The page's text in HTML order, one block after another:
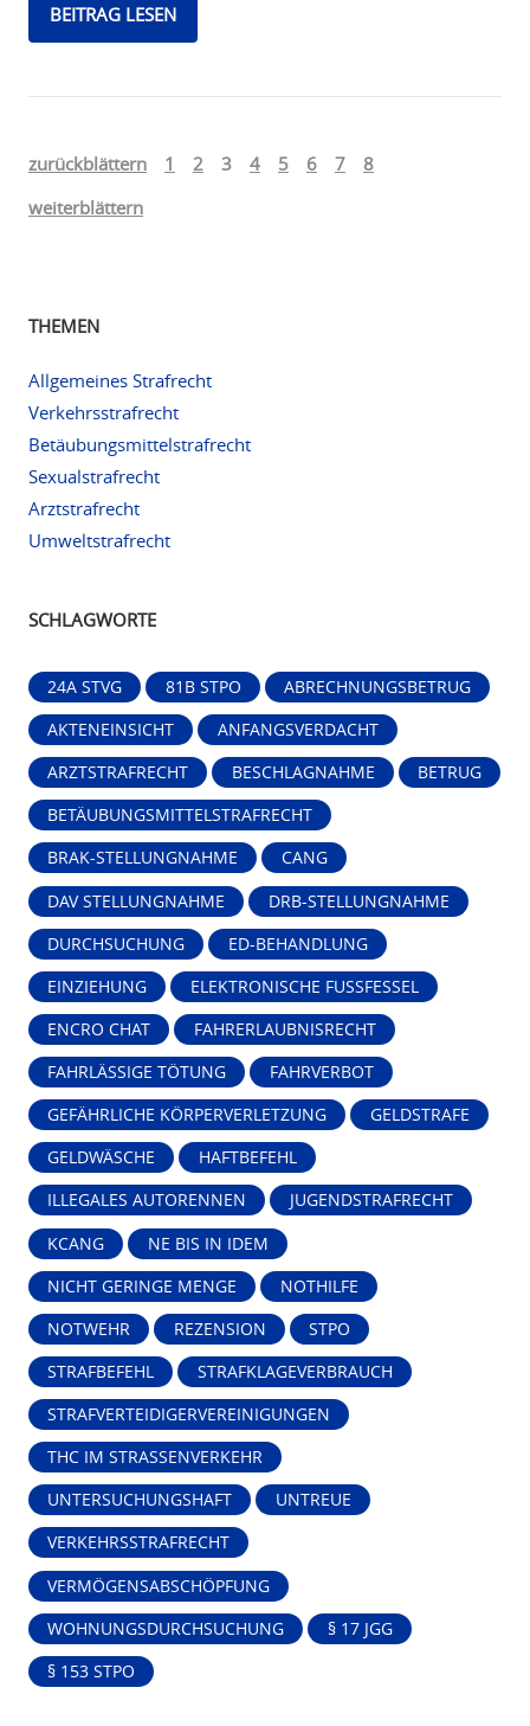
BEITRAG LESEN
zurückblättern 1 2 3 4 5 6 7
8
weiterblättern
THEMEN
Allgemeines Strafrecht
Verkehrsstrafrecht
Betäubungsmittelstrafrecht
Sexualstrafrecht
Arztstrafrecht
Umweltstrafrecht
SCHLAGWORTE
24A STVG 81B STPO ABRECHNUNGSBETRUG
AKTENEINSICHT ANFANGSVERDACHT
ARZTSTRAFRECHT BESCHLAGNAHME BETRUG
BETÄUBUNGSMITTELSTRAFRECHT
BRAK-STELLUNGNAHME CANG
DAV STELLUNGNAHME DRB-STELLUNGNAHME
DURCHSUCHUNG ED-BEHANDLUNG
EINZIEHUNG ELEKTRONISCHE FUSSFESSEL
ENCRO CHAT FAHRERLAUBNISRECHT
FAHRLÄSSIGE TÖTUNG FAHRVERBOT
GEFÄHRLICHE KÖRPERVERLETZUNG GELDSTRAFE
GELDWÄSCHE HAFTBEFEHL
ILLEGALES AUTORENNEN JUGENDSTRAFRECHT
KCANG NE BIS IN IDEM
NICHT GERINGE MENGE NOTHILFE
NOTWEHR REZENSION STPO
STRAFBEFEHL STRAFKLAGEVERBRAUCH
STRAFVERTEIDIGERVEREINIGUNGEN
THC IM STRASSENVERKEHR
UNTERSUCHUNGSHAFT UNTREUE
VERKEHRSSTRAFRECHT
VERMÖGENSABSCHÖPFUNG
WOHNUNGSDURCHSUCHUNG § 17 JGG
§ 153 STPO